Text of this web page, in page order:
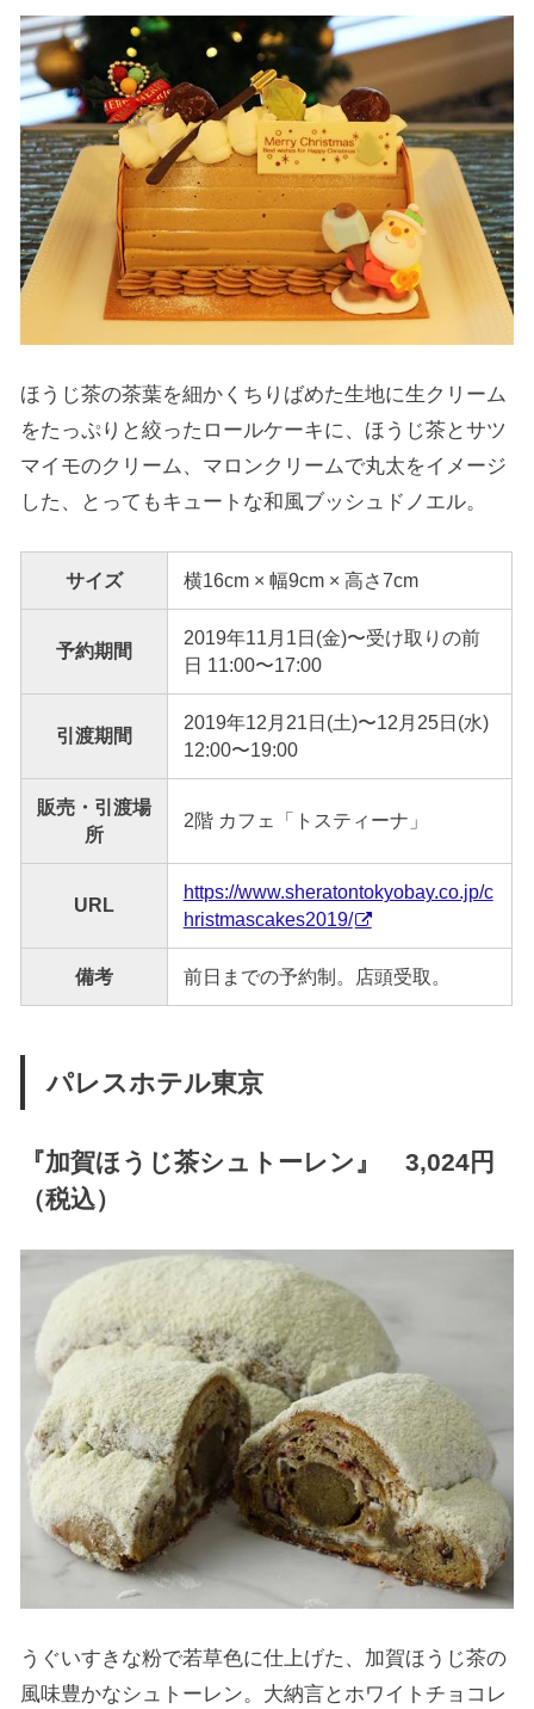
ほうじ茶の茶葉を細かくちりばめた生地に生クリーム
をたっぷりと絞ったロールケーキに、ほうじ茶とサツ
マイモのクリーム、マロンクリームで丸太をイメージ
した、とってもキュートな和風ブッシュドノエル。
サイズ 横16cm × 幅9cm × 高さ7cm
予約期間
2019年11月1日(金)〜受け取りの前
日 11:00〜17:00
引渡期間
2019年12月21日(土)〜12月25日(水)
12:00〜19:00
販売・引渡場
所
2階 カフェ「トスティーナ」
URL
https://www.sheratontokyobay.co.jp/c
hristmascakes2019/
備考 前日までの予約制。店頭受取。
パレスホテル東京
『加賀ほうじ茶シュトーレン』 3,024円
（税込）
うぐいすきな粉で若草色に仕上げた、加賀ほうじ茶の
風味豊かなシュトーレン。大納言とホワイトチョコレ